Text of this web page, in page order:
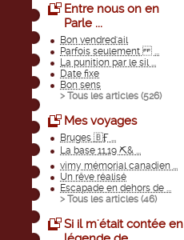
Entre nous on en
Parle ...
Bon vendred'ail
Parfois seulement ...
La punition par le sil ...
Date fixe
Bon sens
> Tous les articles (526)
Mes voyages
Bruges 🇧Ӻ ...
La base 11,19 ⛏& ...
vimy mémorial canadien ...
Un rêve réalisé
Escapade en dehors de ...
> Tous les articles (46)
Si il m'était contée en